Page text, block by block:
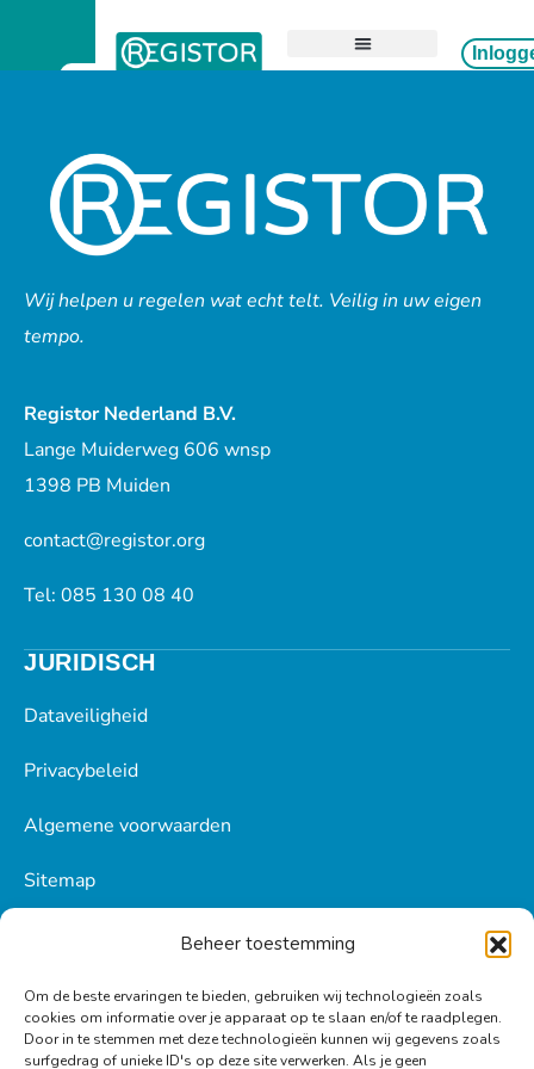
Beheer toestemming
Om de beste ervaringen te bieden, gebruiken wij technologieën zoals
cookies om informatie over je apparaat op te slaan en/of te raadplegen.
Door in te stemmen met deze technologieën kunnen wij gegevens zoals
surfgedrag of unieke ID's op deze site verwerken. Als je geen
Wij helpen u regelen wat echt telt. Veilig in uw eigen
tempo.
Registor Nederland B.V.
Lange Muiderweg 606 wnsp
1398 PB Muiden
contact@registor.org
Tel: 085 130 08 40
JURIDISCH
Dataveiligheid
Privacybeleid
Algemene voorwaarden
Sitemap
BLIJF OP DE HOOGTE!
Ontvang tips, inspiratie en het laatste nieuws in je